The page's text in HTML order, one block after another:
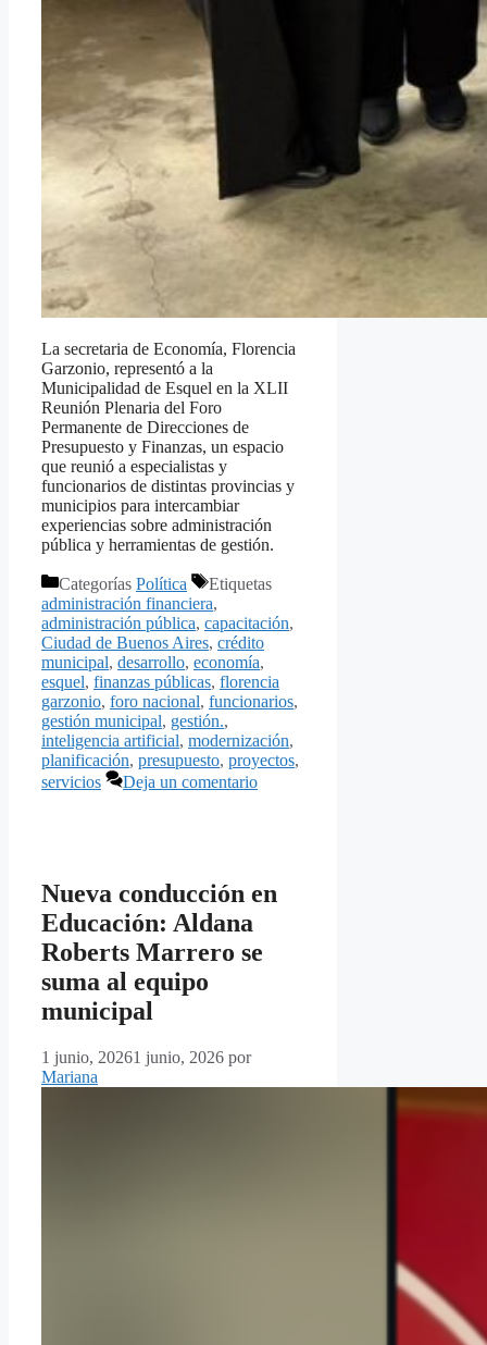
La secretaria de Economía, Florencia
Garzonio, representó a la
Municipalidad de Esquel en la XLII
Reunión Plenaria del Foro
Permanente de Direcciones de
Presupuesto y Finanzas, un espacio
que reunió a especialistas y
funcionarios de distintas provincias y
municipios para intercambiar
experiencias sobre administración
pública y herramientas de gestión.
Categorías Política
Etiquetas
administración financiera,
administración pública, capacitación,
Ciudad de Buenos Aires, crédito
municipal, desarrollo, economía,
esquel, finanzas públicas, florencia
garzonio, foro nacional, funcionarios,
gestión municipal, gestión.,
inteligencia artificial, modernización,
planificación, presupuesto, proyectos,
servicios
Deja un comentario
Nueva conducción en
Educación: Aldana
Roberts Marrero se
suma al equipo
municipal
1 junio, 20261 junio, 2026 por
Mariana